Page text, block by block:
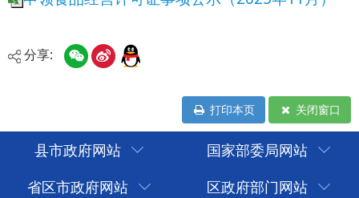
分享:
打印本页 关闭窗口
县市政府网站
国家部委局网站
省区市政府网站
区政府部门网站